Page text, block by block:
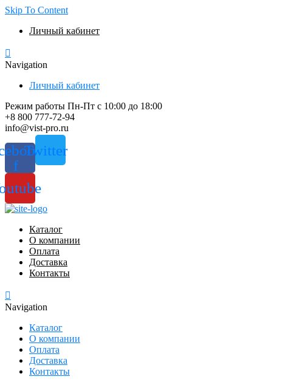
Skip To Content
Личный кабинет
Navigation
Личный кабинет
Режим работы Пн-Пт с 10:00 до 18:00
+8 800 777-72-94
info@vist-pro.ru
f
Twitter
Каталог
О компании
Оплата
Доставка
Контакты
Navigation
Каталог
О компании
Оплата
Доставка
Контакты